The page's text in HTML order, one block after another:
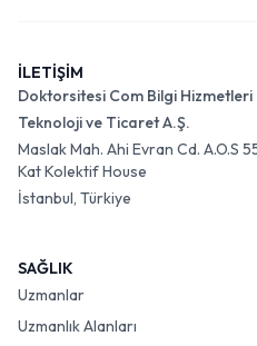
İLETİŞİM
Doktorsitesi Com Bilgi Hizmetleri
Teknoloji ve Ticaret A.Ş.
Maslak Mah. Ahi Evran Cd. A.O.S
Kat Kolektif House
İstanbul, Türkiye
SAĞLIK
Uzmanlar
Uzmanlık Alanları